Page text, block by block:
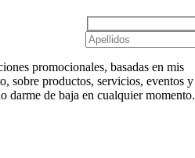
promocionales, basadas en mis
sobre productos, servicios, eventos y
darme de baja en cualquier momento.